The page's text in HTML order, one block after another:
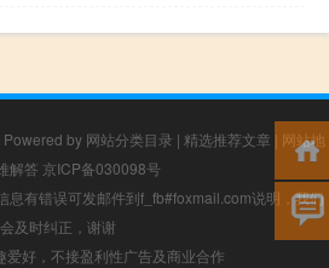
Powered by 网站分类目录 | 精选推荐文章 | 网站地
解答 京ICP备030098号
息有错误可发邮件到f_fb#foxmail.com说明，我们
会及时纠正，谢谢
爱好，不接盈利性广告及商业合作